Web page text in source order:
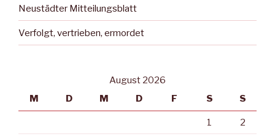
Neustädter Mitteilungsblatt
Verfolgt, vertrieben, ermordet
August 2026
M
D M D F S S
1 2